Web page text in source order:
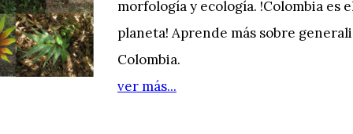
morfología y ecología. !Colombia es
planeta! Aprende más sobre
Colombia.
ver más...